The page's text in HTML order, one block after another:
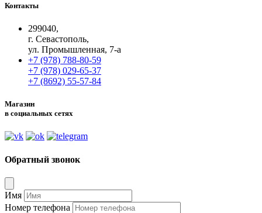
Контакты
299040,
г. Севастополь,
ул. Промышленная, 7-а
+7 (978) 788-80-59
+7 (978) 029-65-37
+7 (8692) 55-57-84
Магазин
в социальных сетях
Обратный звонок
Имя
Номер телефона